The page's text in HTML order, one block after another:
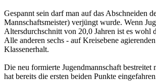
Gespannt sein darf man auf das Abschneiden
Mannschaftsmeister) verjüngt wurde. Wenn
Altersdurchschnitt von 20,0 Jahren ist es wohl
Alle anderen sechs - auf Kreisebene
Klassenerhalt.
Die neu formierte Jugendmannschaft
hat bereits die ersten beiden Punkte